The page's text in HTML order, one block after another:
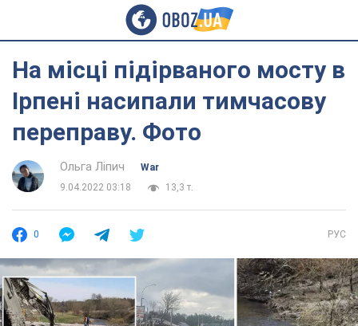
На місці підірваного мосту в
Ірпені насипали тимчасову
переправу. Фото
Ольга Ліпич
War
9.04.2022 03:18
13,3 т.
0 РУС